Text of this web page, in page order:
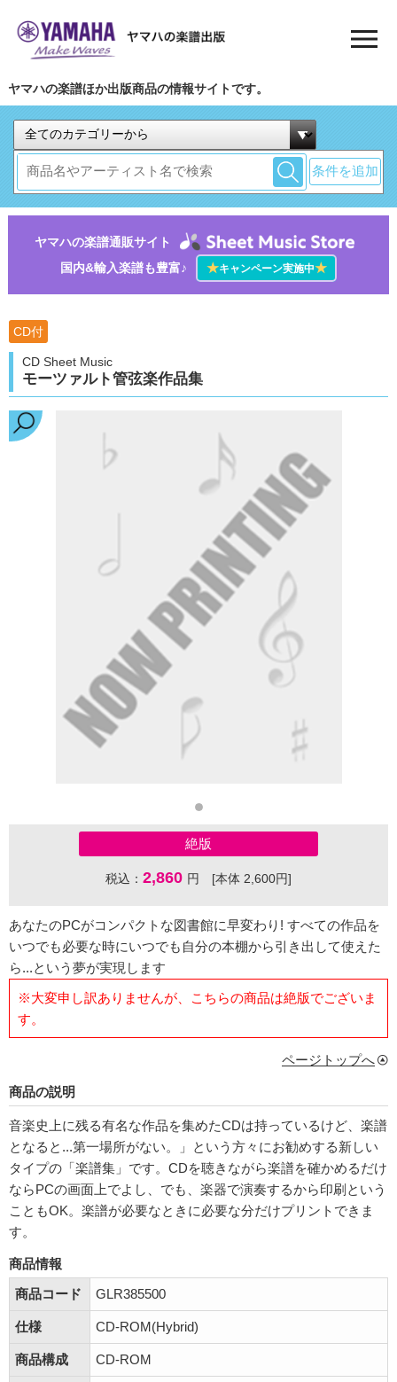
ヤマハの楽譜ほか出版商品の情報サイトです。
条件を追加
ヤマハの楽譜通販サイト
国内&輸入楽譜も豊富♪
★キャンペーン実施中★
CD付
CD Sheet Music
モーツァルト管弦楽作品集
絶版
税込： 2,860 円 [本体 2,600円]
あなたのPCがコンパクトな図書館に早変わり! すべての作品を
いつでも必要な時にいつでも自分の本棚から引き出して使えた
ら...という夢が実現します
※大変申し訳ありませんが、こちらの商品は絶版でございま
す。
ページトップへ
商品の説明
音楽史上に残る有名な作品を集めたCDは持っているけど、楽譜
となると...第一場所がない。」という方々にお勧めする新しい
タイプの「楽譜集」です。CDを聴きながら楽譜を確かめるだけ
ならPCの画面上でよし、でも、楽器で演奏するから印刷という
こともOK。楽譜が必要なときに必要な分だけプリントできま
す。
商品情報
商品コード
GLR385500
仕様 CD-ROM(Hybrid)
商品構成 CD-ROM